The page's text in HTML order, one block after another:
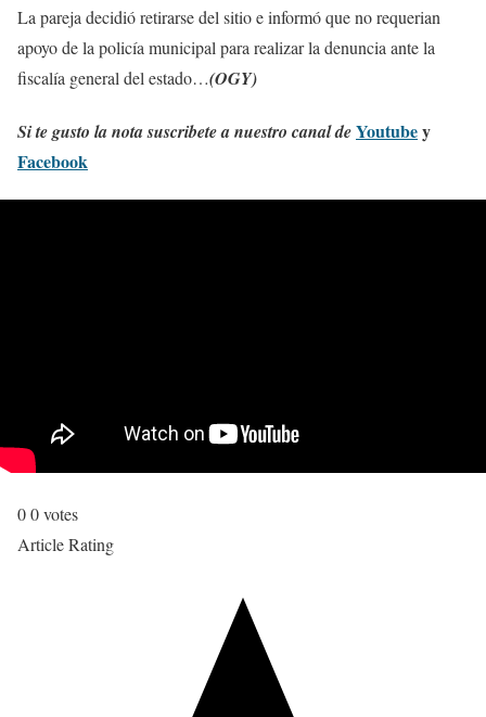
La pareja decidió retirarse del sitio e informó que no requerian
apoyo de la policía municipal para realizar la denuncia ante la
fiscalía general del estado…(OGY)
Si te gusto la nota suscribete a nuestro canal deYoutubey
Facebook
00votes
Article Rating